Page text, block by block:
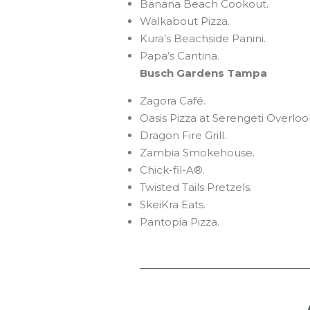
Banana Beach Cookout.
Walkabout Pizza.
Kura’s Beachside Panini.
Papa’s Cantina.
Busch Gardens Tampa
Zagora Café.
Oasis Pizza at Serengeti
Dragon Fire Grill.
Zambia Smokehouse.
Chick-fil-A®.
Twisted Tails Pretzels.
SkeiKra Eats.
Pantopia Pizza.